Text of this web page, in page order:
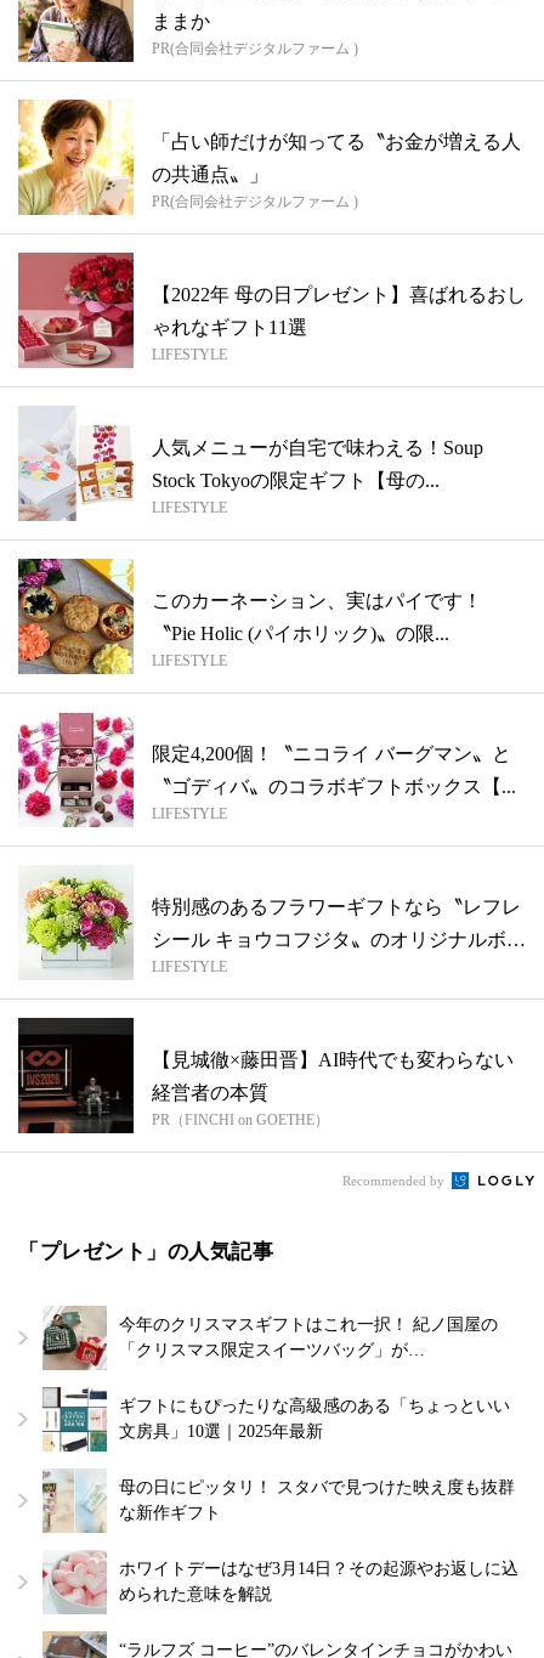
ままか
PR(合同会社デジタルファーム )
「占い師だけが知ってる〝お金が増える人
の共通点〟」
PR(合同会社デジタルファーム )
【2022年 母の日プレゼント】喜ばれるおし
ゃれなギフト11選
LIFESTYLE
人気メニューが自宅で味わえる！Soup
Stock Tokyoの限定ギフト【母の...
LIFESTYLE
このカーネーション、実はパイです！
〝Pie Holic (パイホリック)〟の限...
LIFESTYLE
限定4,200個！〝ニコライ バーグマン〟と
〝ゴディバ〟のコラボギフトボックス【...
LIFESTYLE
特別感のあるフラワーギフトなら〝レフレ
シール キョウコフジタ〟のオリジナルボッ
ク...
LIFESTYLE
【見城徹×藤田晋】AI時代でも変わらない
経営者の本質
PR（FINCHI on GOETHE）
Recommended by
「プレゼント」の人気記事
今年のクリスマスギフトはこれ一択！ 紀ノ国屋の
「クリスマス限定スイーツバッグ」が…
ギフトにもぴったりな高級感のある「ちょっといい
文房具」10選｜2025年最新
母の日にピッタリ！ スタバで見つけた映え度も抜群
な新作ギフト
ホワイトデーはなぜ3月14日？その起源やお返しに込
められた意味を解説
“ラルフズ コーヒー”のバレンタインチョコがかわい